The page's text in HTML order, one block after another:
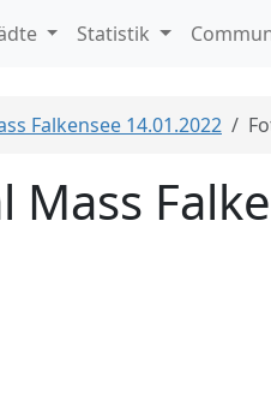
Statistik
Falkensee 14.01.2022
Mass